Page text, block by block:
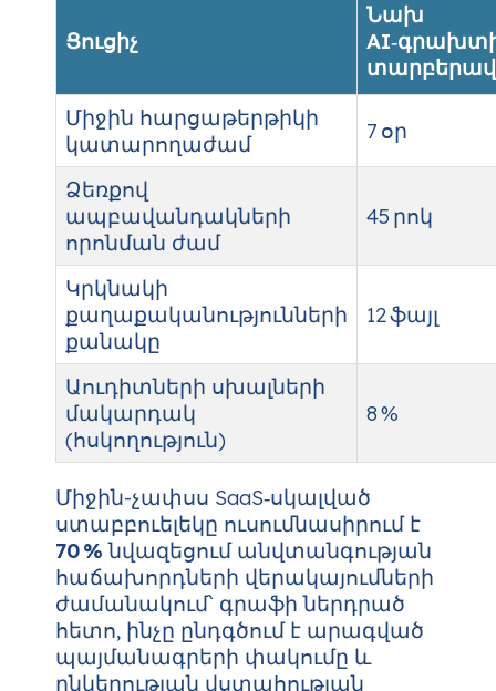
Ցուցիչ
Նախ
Միջին հարցաթերթիկի
կատարողաժամ
7 օր
Ձեռքով
ապբավանդակների
որոնման ժամ
45 րոկ
Կրկնակի
քաղաքականությունների
քանակը
12 ֆայլ
Աուդիտների սխալների
մակարդակ
(հսկողություն)
8 %
Միջին-չափսս SaaS‑սկալված
ստաբբուելեկը ուսումնասիրում է
70 % նվազեցում անվտանգության
հաճախորդների վերակայումների
ժամանակում՝ գրաֆի ներդրած
հետո, ինչը ընդգծում է արագված
պայմանագրերի փակումը և
ընկերության վստահության